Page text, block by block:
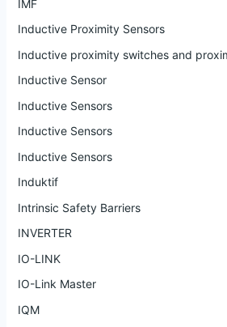
IMF
Inductive Proximity Sensors
Inductive proximity switches and
Inductive Sensor
Inductive Sensors
Inductive Sensors
Inductive Sensors
Induktif
Intrinsic Safety Barriers
INVERTER
IO-LINK
IO-Link Master
IQM